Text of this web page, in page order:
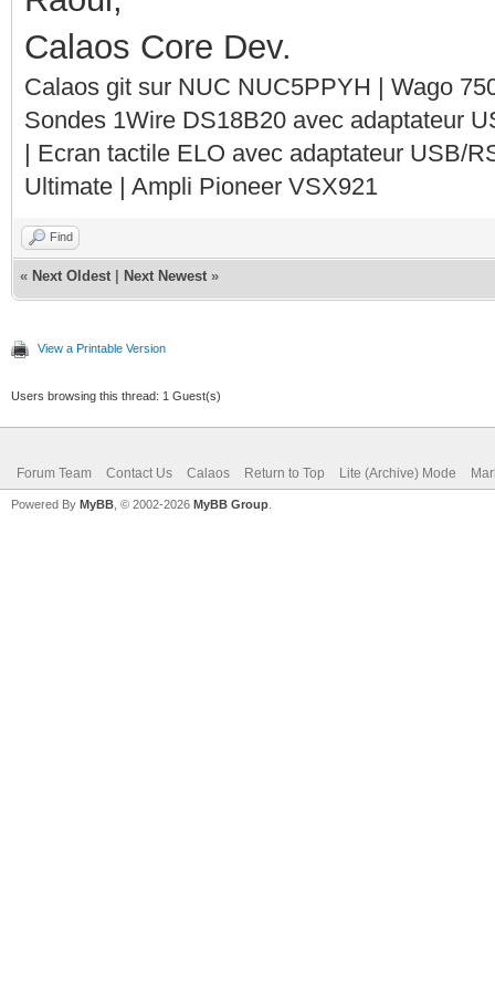
Calaos Core Dev.
Calaos git sur NUC NUC5PPYH | Wago
Sondes 1Wire DS18B20 avec adaptateur
| Ecran tactile ELO avec adaptateur USB/
Ultimate | Ampli Pioneer VSX921
Find
« Next Oldest Next Newest »
View a Printable Version
Users browsing this thread: 1 Guest(s)
Forum Team Contact Us Calaos Return to Top Lite (Archive) Mode
Powered By MyBB , © 2002-2026 MyBB Group